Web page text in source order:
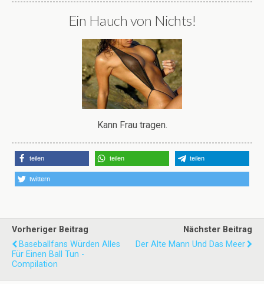
Ein Hauch von Nichts!
Kann Frau tragen.
teilen teilen teilen
twittern
Vorheriger Beitrag
Baseballfans Würden Alles
Für Einen Ball Tun -
Compilation
Nächster Beitrag
Der Alte Mann Und Das Meer